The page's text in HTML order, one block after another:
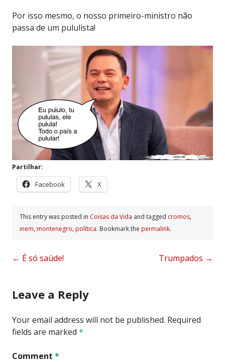
Por isso mesmo, o nosso primeiro-ministro não
passa de um pululista!
Partilhar:
Facebook X
This entry was posted in Coisas da Vida and tagged cromos,
inem, montenegro, política. Bookmark the permalink.
Post
← É só saúde! Trumpados →
Leave a Reply
Your email address will not be published. Required
fields are marked *
Comment *